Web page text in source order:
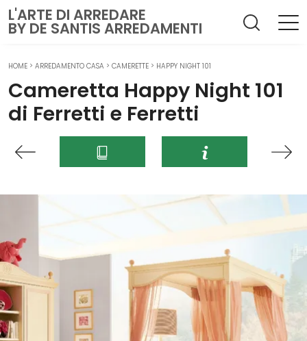
L'ARTE DI ARREDARE
BY DE SANTIS ARREDAMENTI
HOME > ARREDAMENTO CASA > CAMERETTE > HAPPY NIGHT 101
Cameretta Happy Night 101
di Ferretti e Ferretti